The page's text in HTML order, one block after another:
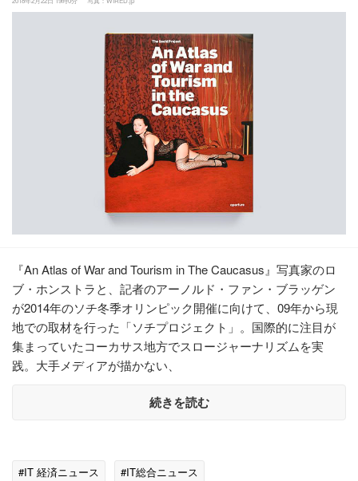
『An Atlas of War and Tourism in The Caucasus』写真家のロ
ブ・ホンストラと、記者のアーノルド・ファン・ブラッゲン
が2014年のソチ冬季オリンピック開催に向けて、09年から現
地での取材を行った「ソチプロジェクト」。国際的に注目が
集まっていたコーカサス地方でスロージャーナリズムを実
践。大手メディアが描かない、
続きを読む
#IT 経済ニュース #IT総合ニュース